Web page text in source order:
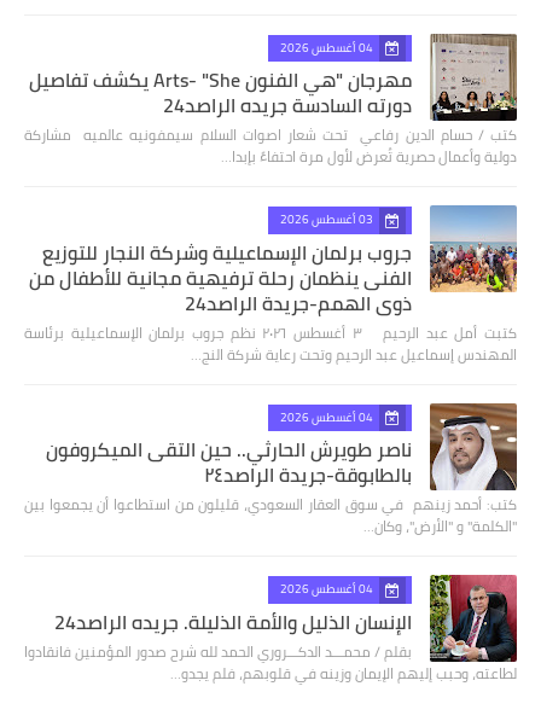
04 أغسطس 2026
مهرجان "هي الفنون Arts- "She يكشف تفاصيل
دورته السادسة جريده الراصد24
كتب / حسام الدين رفاعي تحت شعار اصوات السلام سيمفونيه عالميه مشاركة
دولية وأعمال حصرية تُعرض لأول مرة احتفاءً بإبدا…
03 أغسطس 2026
جروب برلمان الإسماعيلية وشركة النجار للتوزيع
الفنى ينظمان رحلة ترفيهية مجانية للأطفال من
ذوي الهمم-جريدة الراصد24
كتبت أمل عبد الرحيم ٣ أغسطس ٢٠٢٦ نظم جروب برلمان الإسماعيلية برئاسة
المهندس إسماعيل عبد الرحيم وتحت رعاية شركة النج…
04 أغسطس 2026
ناصر طويرش الحارثي.. حين التقى الميكروفون
بالطابوقة-جريدة الراصد٢٤
كتب: أحمد زينهم في سوق العقار السعودي، قليلون من استطاعوا أن يجمعوا بين
"الكلمة" و "الأرض"، وكان…
04 أغسطس 2026
الإنسان الذليل والأمة الذليلة. جريده الراصد24
بقلم / محمـــد الدكـــروري الحمد لله شرح صدور المؤمنين فانقادوا
لطاعته، وحبب إليهم الإيمان وزينه في قلوبهم، فلم يجدو…